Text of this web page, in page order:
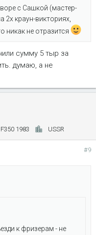
с Сашкой (мастер-
краун-викториях,
никак не отразится
сумму 5 тыр за
думаю, а не
1983 USSR
#9
к фризерам - не